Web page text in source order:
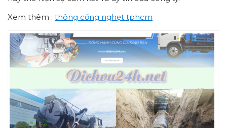
Xem thêm : thông cống nghẹt tphcm